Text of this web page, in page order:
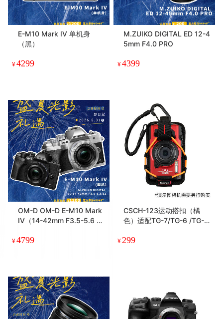
E-M10 Mark IV 单机身
（黑）
¥4299
M.ZUIKO DIGITAL ED 12-4
5mm F4.0 PRO
¥4399
OM-D OM-D E-M10 Mark
IV（14-42mm F3.5-5.6 E
¥4799
CSCH-123运动搭扣（橘
色）适配TG-7/TG-6 /TG-5
G-850
¥ 299